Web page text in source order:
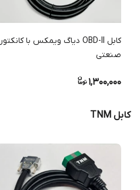
کابل OBD-II دیاگ ویمکس با کانکتور
صنعتی
1,300,000
کابل TNM